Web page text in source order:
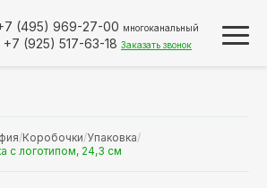
(495) 969-27-00 многоканальный
+7 (925) 517-63-18 Заказать звонок
/Коробочки/Упаковка/
с логотипом, 24,3 см